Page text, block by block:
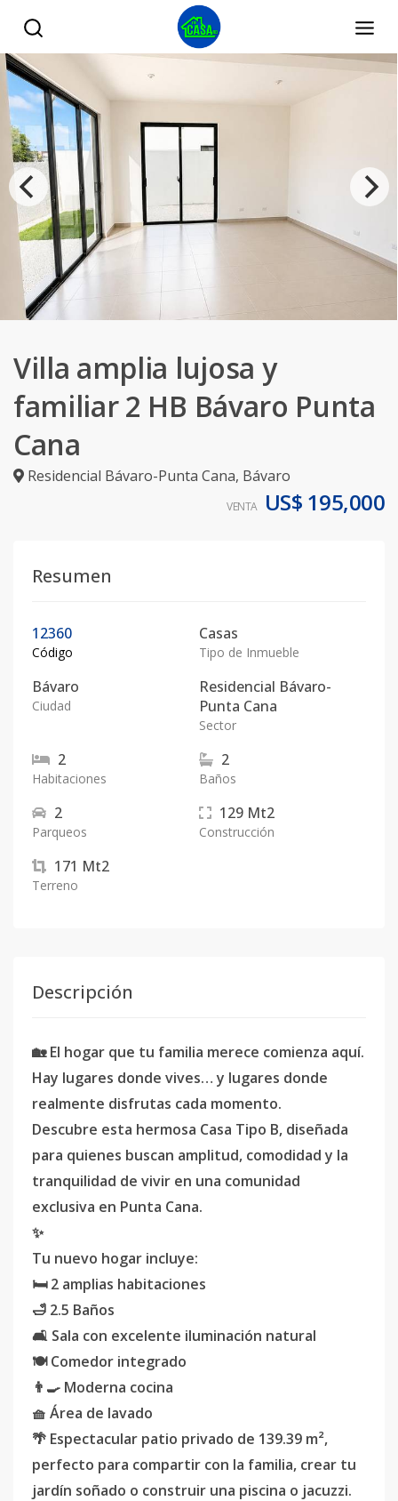
Villa amplia lujosa y
familiar 2 HB Bávaro Punta
Cana
Residencial Bávaro-Punta Cana, Bávaro
VENTA US$ 195,000
Resumen
12360
Código
Casas
Tipo de Inmueble
Bávaro
Ciudad
Residencial Bávaro-
Punta Cana
Sector
2
Habitaciones
2
Baños
2
Parqueos
129 Mt2
Construcción
171 Mt2
Terreno
Descripción
🏡 El hogar que tu familia merece comienza aquí.
Hay lugares donde vives… y lugares donde
realmente disfrutas cada momento.
Descubre esta hermosa Casa Tipo B, diseñada
para quienes buscan amplitud, comodidad y la
tranquilidad de vivir en una comunidad
exclusiva en Punta Cana.
✨
Tu nuevo hogar incluye:
🛏️ 2 amplias habitaciones
🛁 2.5 Baños
🛋️ Sala con excelente iluminación natural
🍽️ Comedor integrado
👨‍🍳 Moderna cocina
🧺 Área de lavado
🌴 Espectacular patio privado de 139.39 m²,
perfecto para compartir con la familia, crear tu
jardín soñado o construir una piscina o jacuzzi.